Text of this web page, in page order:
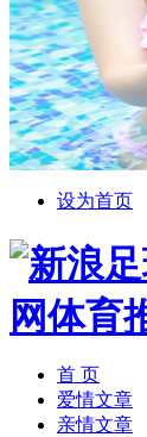
设为首页
首 页
爱情文章
亲情文章